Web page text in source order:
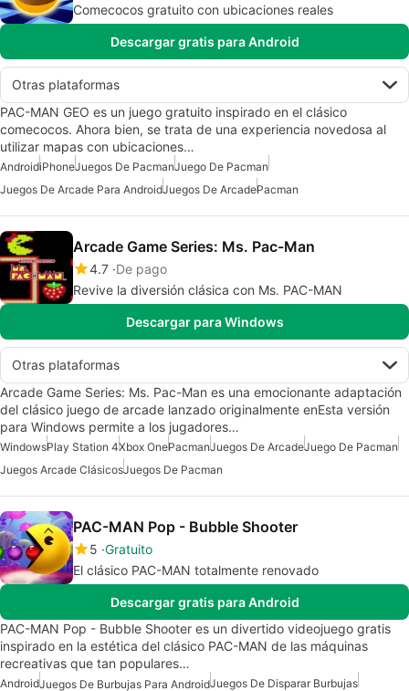
Comecocos gratuito con ubicaciones reales
Descargar gratis para Android
Otras plataformas
PAC-MAN GEO es un juego gratuito inspirado en el clásico
comecocos. Ahora bien, se trata de una experiencia novedosa al
utilizar mapas con ubicaciones…
AndroidiPhoneJuegos De PacmanJuego De Pacman
Juegos De Arcade Para AndroidJuegos De ArcadePacman
Arcade Game Series: Ms. Pac-Man
4.7 De pago
Revive la diversión clásica con Ms. PAC-MAN
Descargar para Windows
Otras plataformas
Arcade Game Series: Ms. Pac-Man es una emocionante adaptación
del clásico juego de arcade lanzado originalmente enEsta versión
para Windows permite a los jugadores…
WindowsPlay Station 4Xbox OnePacmanJuegos De ArcadeJuego De Pacman
Juegos Arcade ClásicosJuegos De Pacman
PAC-MAN Pop - Bubble Shooter
5 Gratuito
El clásico PAC-MAN totalmente renovado
Descargar gratis para Android
PAC-MAN Pop - Bubble Shooter es un divertido videojuego gratis
inspirado en la estética del clásico PAC-MAN de las máquinas
recreativas que tan populares…
AndroidJuegos De Burbujas Para AndroidJuegos De Disparar Burbujas